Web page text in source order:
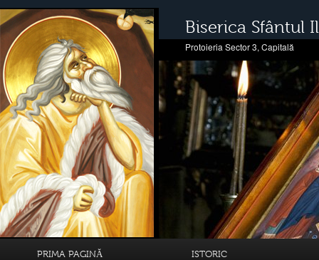
Biserica Sfântul
Protoieria Sector 3, Capitală
PRIMA PAGINĂ ISTORIC